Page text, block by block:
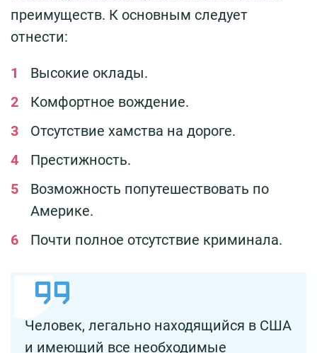
преимуществ. К основным следует
отнести:
Высокие оклады.
Комфортное вождение.
Отсутствие хамства на дороге.
Престижность.
Возможность попутешествовать по
Америке.
Почти полное отсутствие криминала.
Человек, легально находящийся в США
и имеющий все необходимые